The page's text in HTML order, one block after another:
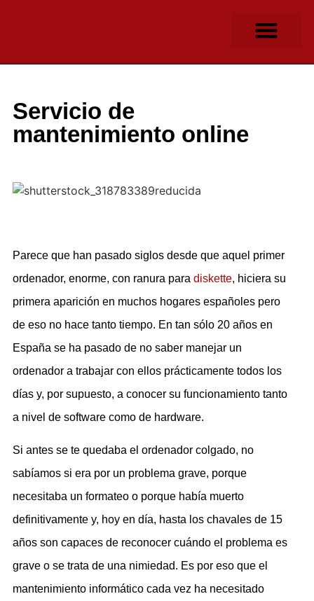
Servicio de
mantenimiento online
Parece que han pasado siglos desde que aquel primer
ordenador, enorme, con ranura para diskette, hiciera su
primera aparición en muchos hogares españoles pero
de eso no hace tanto tiempo. En tan sólo 20 años en
España se ha pasado de no saber manejar un
ordenador a trabajar con ellos prácticamente todos los
días y, por supuesto, a conocer su funcionamiento tanto
a nivel de software como de hardware.
Si antes se te quedaba el ordenador colgado, no
sabíamos si era por un problema grave, porque
necesitaba un formateo o porque había muerto
definitivamente y, hoy en día, hasta los chavales de 15
años son capaces de reconocer cuándo el problema es
grave o se trata de una nimiedad. Es por eso que el
mantenimiento informático cada vez ha necesitado